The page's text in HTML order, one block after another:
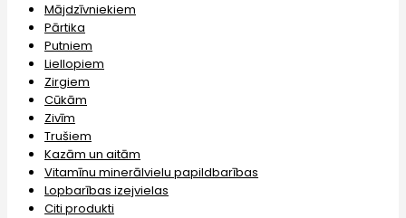
Mājdzīvniekiem
Pārtika
Putniem
Liellopiem
Zirgiem
Cūkām
Zivīm
Trušiem
Kazām un aitām
Vitamīnu minerālvielu papildbarības
Lopbarības izejvielas
Citi produkti